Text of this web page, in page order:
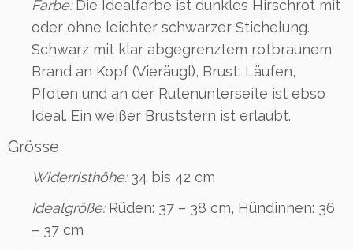
Farbe:Die Idealfarbe ist dunkles Hirschrot mit
oder ohne leichter schwarzer Stichelung.
Schwarz mit klar abgegrenztem rotbraunem
Brand an Kopf (Vieräugl), Brust, Läufen,
Pfoten und an der Rutenunterseite ist ebso
Ideal. Ein weißer Bruststern ist erlaubt.
Grösse
Widerristhöhe:34 bis 42 cm
Idealgröße:Rüden: 37 – 38 cm, Hündinnen: 36
– 37 cm